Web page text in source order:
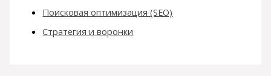
Поисковая оптимизация (SEO)
Стратегия и воронки